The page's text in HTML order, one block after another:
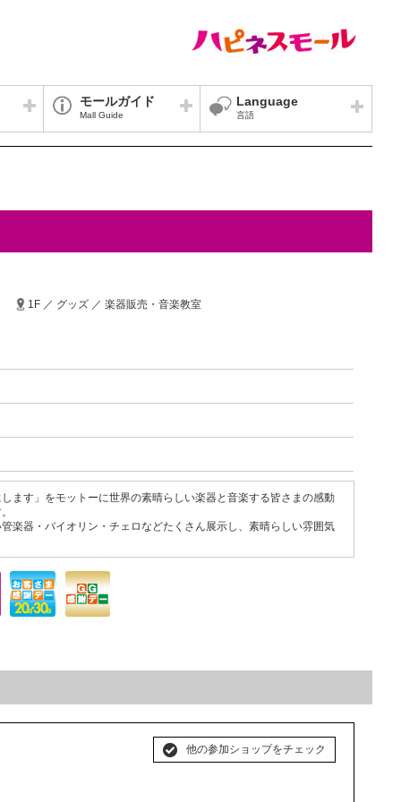
モールガイド
Mall Guide
Language
言語
1F ／ グッズ ／ 楽器販売・音楽教室
します」をモットーに世界の素晴らしい楽器と音楽する皆さまの感動
楽器・バイオリン・チェロなどたくさん展示し、素晴らしい雰囲気
他の参加ショップをチェック